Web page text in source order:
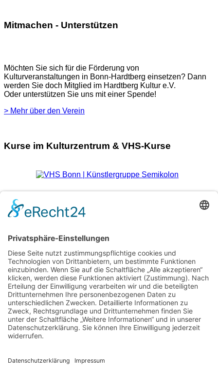
Mitmachen - Unterstützen
Möchten Sie sich für die Förderung von
Kulturveranstaltungen in Bonn-Hardtberg einsetzen? Dann
werden Sie doch Mitglied im Hardtberg Kultur e.V.
Oder unterstützen Sie uns mit einer Spende!
> Mehr über den Verein
Kurse im Kulturzentrum & VHS-Kurse
Verschiedene Künstlergruppen sowie die VHS Bonn nutzen
unsere Räumlichkeiten im Kulturzentrum für einige ihrer
Kurse.
Newsletter
Über alle Konzerte und Kurse informiert bleiben?
Wenn Sie unseren Newsletter abonnieren, erhalten Sie Infos
zu zukünftigen Veranstaltungen direkt in Ihr E-Mail-Postfach.